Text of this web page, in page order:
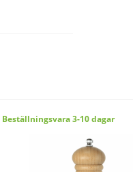
Beställningsvara 3-10 dagar